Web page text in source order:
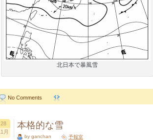
北日本で暴風雪
No Comments
28
月
本格的な雪
by ganchan 予報室